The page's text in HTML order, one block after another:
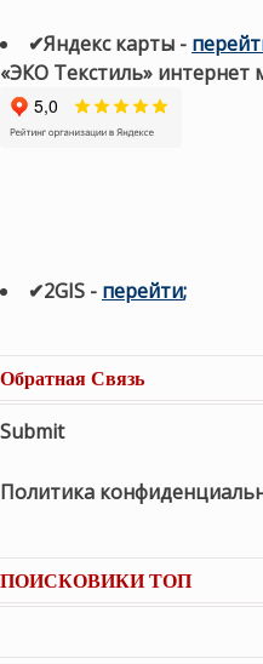
✔Яндекс карты -
«ЭКО Текстиль» интернет
✔2GIS - перейти;
Обратная Связь
Submit
Политика
ПОИСКОВИКИ ТОП